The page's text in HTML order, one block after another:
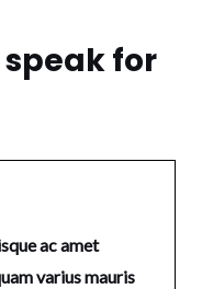
for
ac amet
varius mauris